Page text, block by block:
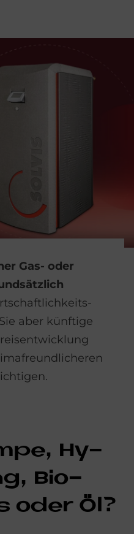
Gas- oder
aber künftige
Hy­
Bio­
oder Öl?